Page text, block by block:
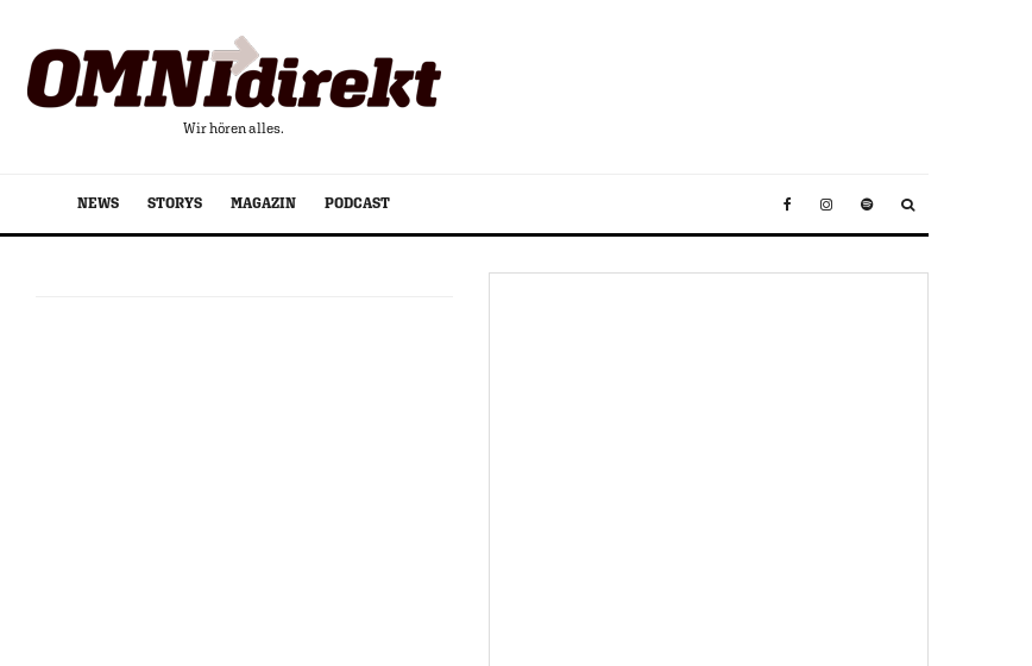
Wir hören alles.
NEWS STORYS MAGAZIN PODCAST